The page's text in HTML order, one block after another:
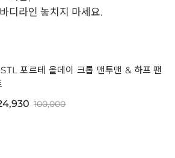
디라인 놓치지 마세요.
포르테 올데이 크롭 맨투맨 & 하프 팬
100,000